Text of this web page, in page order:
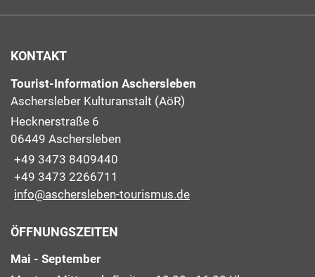
KONTAKT
Tourist-Information Aschersleben
Aschersleber Kulturanstalt (AöR)
Hecknerstraße 6
06449 Aschersleben
+49 3473 8409440
+49 3473 2266711
info@aschersleben-tourismus.de
ÖFFNUNGSZEITEN
Mai - September